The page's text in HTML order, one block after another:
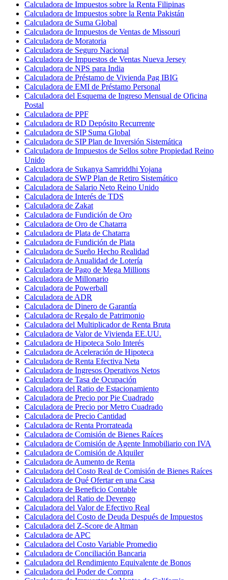
Calculadora de Impuestos sobre la Renta Filipinas
Calculadora de Impuestos sobre la Renta Pakistán
Calculadora de Suma Global
Calculadora de Impuestos de Ventas de Missouri
Calculadora de Moratoria
Calculadora de Seguro Nacional
Calculadora de Impuestos de Ventas Nueva Jersey
Calculadora de NPS para India
Calculadora de Préstamo de Vivienda Pag IBIG
Calculadora de EMI de Préstamo Personal
Calculadora del Esquema de Ingreso Mensual de Oficina
Postal
Calculadora de PPF
Calculadora de RD Depósito Recurrente
Calculadora de SIP Suma Global
Calculadora de SIP Plan de Inversión Sistemática
Calculadora de Impuestos de Sellos sobre Propiedad Reino
Unido
Calculadora de Sukanya Samriddhi Yojana
Calculadora de SWP Plan de Retiro Sistemático
Calculadora de Salario Neto Reino Unido
Calculadora de Interés de TDS
Calculadora de Zakat
Calculadora de Fundición de Oro
Calculadora de Oro de Chatarra
Calculadora de Plata de Chatarra
Calculadora de Fundición de Plata
Calculadora de Sueño Hecho Realidad
Calculadora de Anualidad de Lotería
Calculadora de Pago de Mega Millions
Calculadora de Millonario
Calculadora de Powerball
Calculadora de ADR
Calculadora de Dinero de Garantía
Calculadora de Regalo de Patrimonio
Calculadora del Multiplicador de Renta Bruta
Calculadora de Valor de Vivienda EE.UU.
Calculadora de Hipoteca Solo Interés
Calculadora de Aceleración de Hipoteca
Calculadora de Renta Efectiva Neta
Calculadora de Ingresos Operativos Netos
Calculadora de Tasa de Ocupación
Calculadora del Ratio de Estacionamiento
Calculadora de Precio por Pie Cuadrado
Calculadora de Precio por Metro Cuadrado
Calculadora de Precio Cantidad
Calculadora de Renta Prorrateada
Calculadora de Comisión de Bienes Raíces
Calculadora de Comisión de Agente Inmobiliario con IVA
Calculadora de Comisión de Alquiler
Calculadora de Aumento de Renta
Calculadora del Costo Real de Comisión de Bienes Raíces
Calculadora de Qué Ofertar en una Casa
Calculadora de Beneficio Contable
Calculadora del Ratio de Devengo
Calculadora del Valor de Efectivo Real
Calculadora del Costo de Deuda Después de Impuestos
Calculadora del Z-Score de Altman
Calculadora de APC
Calculadora del Costo Variable Promedio
Calculadora de Conciliación Bancaria
Calculadora del Rendimiento Equivalente de Bonos
Calculadora del Poder de Compra